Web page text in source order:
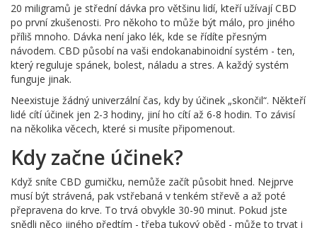
20 miligramů je střední dávka pro většinu lidí, kteří užívají CBD
po první zkušenosti. Pro někoho to může být málo, pro jiného
příliš mnoho. Dávka není jako lék, kde se řídíte přesným
návodem. CBD působí na vaši endokanabinoidní systém - ten,
který reguluje spánek, bolest, náladu a stres. A každý systém
funguje jinak.
Neexistuje žádný univerzální čas, kdy by účinek „skončil“. Někteří
lidé cítí účinek jen 2-3 hodiny, jiní ho cítí až 6-8 hodin. To závisí
na několika věcech, které si musíte připomenout.
Kdy začne účinek?
Když sníte CBD gumičku, nemůže začít působit hned. Nejprve
musí být strávená, pak vstřebaná v tenkém střevě a až poté
přepravena do krve. To trvá obvykle 30-90 minut. Pokud jste
snědli něco jiného předtím - třeba tukový oběd - může to trvat i